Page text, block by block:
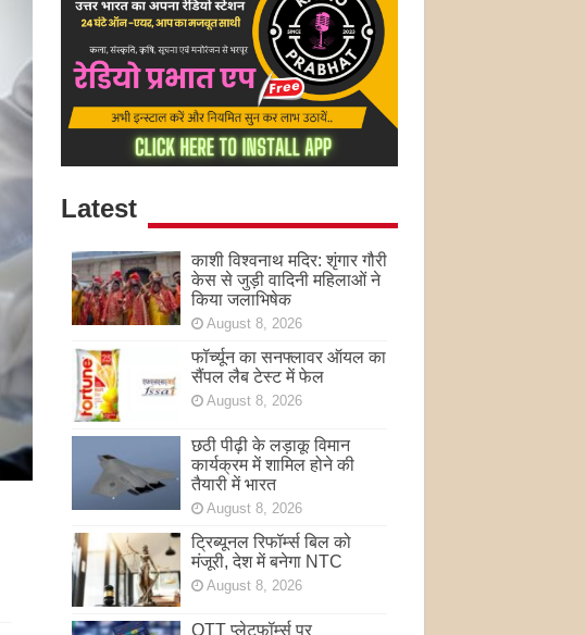
Latest
काशी विश्वनाथ मदिर: शृंगार गौरी
केस से जुड़ी वादिनी महिलाओं ने
किया जलाभिषेक
August 8, 2026
फॉर्च्यून का सनफ्लावर ऑयल का
सैंपल लैब टेस्ट में फेल
August 8, 2026
छठी पीढ़ी के लड़ाकू विमान
कार्यक्रम में शामिल होने की
तैयारी में भारत
August 8, 2026
ट्रिब्यूनल रिफॉर्म्स बिल को
मंजूरी, देश में बनेगा NTC
August 8, 2026
OTT प्लेटफॉर्म्स पर